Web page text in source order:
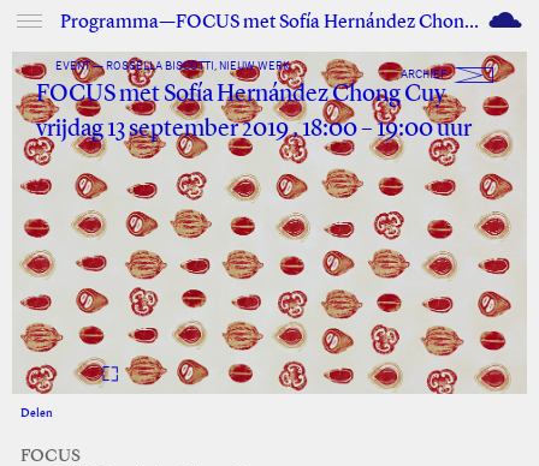
Programma—FOCUS met Sofía Hernández Chong Cuy M
EVENT — ROSSELLA BISCOTTI, NIEUW WERK
ARCHIEF
FOCUS met Sofía Hernández Chong Cuy
vrijdag 13 september 2019 , 18:00 – 19:00 uur
Delen
FOCUS